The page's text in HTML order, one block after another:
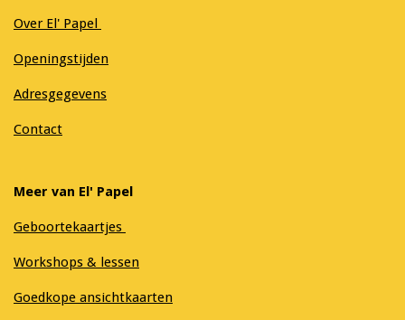
Over El' Papel
Openingstijden
Adresgegevens
Contact
Meer van El' Papel
Geboortekaartjes
Workshops & lessen
Goedkope ansichtkaarten